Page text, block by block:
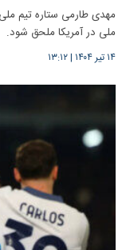
مهدی طارمی ستاره تیم ملی
ملی در آمریکا ملحق شود.
۱۴ تیر ۱۴۰۴ |۱۳:۱۲